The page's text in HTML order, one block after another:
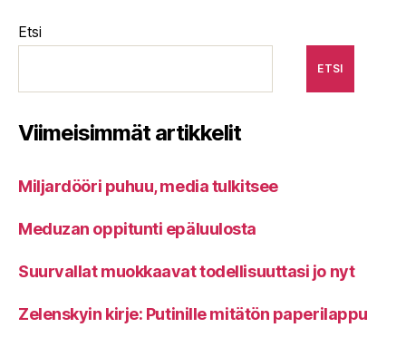
Etsi
ETSI
Viimeisimmät artikkelit
Miljardööri puhuu, media tulkitsee
Meduzan oppitunti epäluulosta
Suurvallat muokkaavat todellisuuttasi jo nyt
Zelenskyin kirje: Putinille mitätön paperilappu